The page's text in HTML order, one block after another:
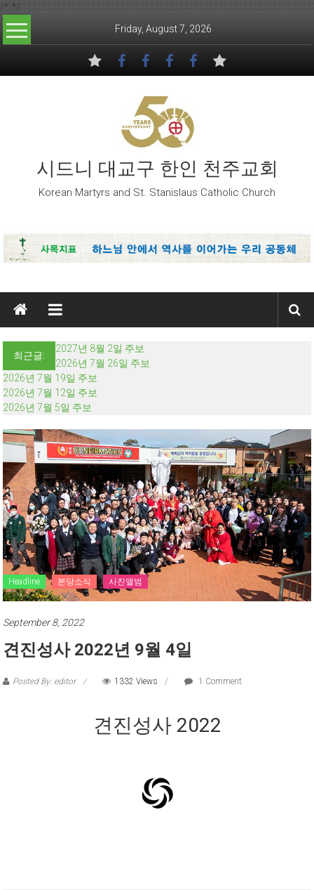
/* */
Skip to content
Friday, August 7, 2026
시드니 대교구 한인 천주교회
Korean Martyrs and St. Stanislaus Catholic Church
최근글:
2027년 8월 2일 주보
2026년 7월 26일 주보
2026년 7월 19일 주보
2026년 7월 12일 주보
2026년 7월 5일 주보
Headline 본당소식 사진앨범
September 8, 2022
견진성사 2022년 9월 4일
Posted By: editor 1332 Views 1 Comment
견진성사 2022